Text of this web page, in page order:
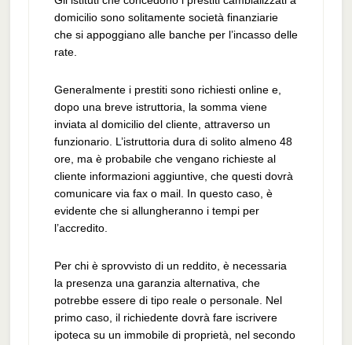
domicilio sono solitamente società finanziarie
che si appoggiano alle banche per l’incasso delle
rate.
Generalmente i prestiti sono richiesti online e,
dopo una breve istruttoria, la somma viene
inviata al domicilio del cliente, attraverso un
funzionario. L’istruttoria dura di solito almeno 48
ore, ma è probabile che vengano richieste al
cliente informazioni aggiuntive, che questi dovrà
comunicare via fax o mail. In questo caso, è
evidente che si allungheranno i tempi per
l’accredito.
Per chi è sprovvisto di un reddito, è necessaria
la presenza una garanzia alternativa, che
potrebbe essere di tipo reale o personale. Nel
primo caso, il richiedente dovrà fare iscrivere
ipoteca su un immobile di proprietà, nel secondo